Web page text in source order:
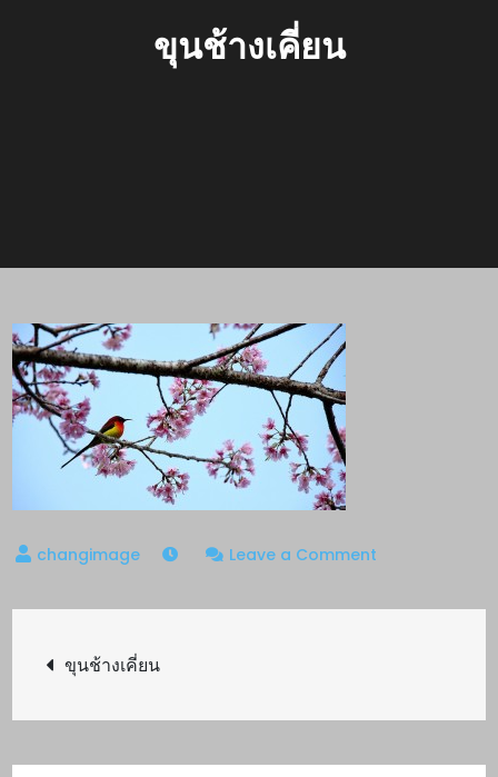
ขุนช้างเคี่ยน
Leave a Comment
ช้าง
Post
navigation
ขุนช้างเคี่ยน